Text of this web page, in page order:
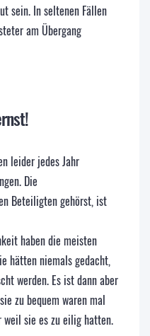
sein. In seltenen Fällen
am Übergang
leider jedes Jahr
Die
Beteiligten gehörst, ist
haben die meisten
hätten niemals gedacht,
werden. Es ist dann aber
zu bequem waren mal
weil sie es zu eilig hatten.